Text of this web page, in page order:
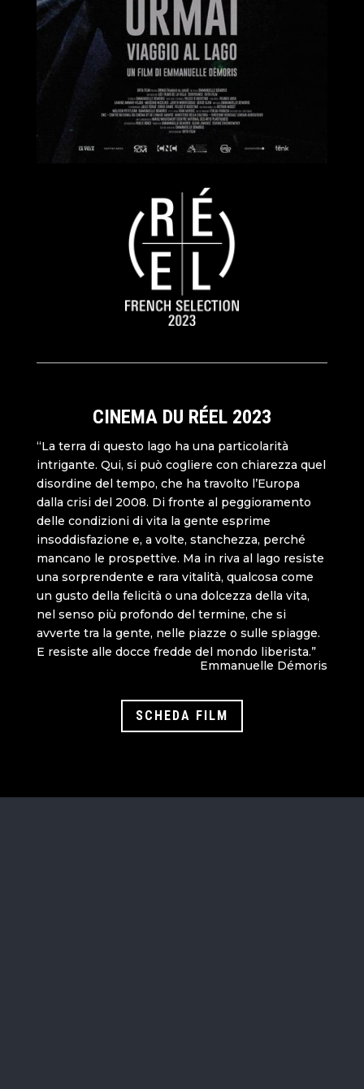
CINEMA DU RÉEL 2023
“La terra di questo lago ha una particolarità
intrigante. Qui, si può cogliere con chiarezza quel
disordine del tempo, che ha travolto l’Europa
dalla crisi del 2008. Di fronte al peggioramento
delle condizioni di vita la gente esprime
insoddisfazione e, a volte, stanchezza, perché
mancano le prospettive. Ma in riva al lago resiste
una sorprendente e rara vitalità, qualcosa come
un gusto della felicità o una dolcezza della vita,
nel senso più profondo del termine, che si
avverte tra la gente, nelle piazze o sulle spiagge.
E resiste alle docce fredde del mondo liberista.”
Emmanuelle Démoris
SCHEDA FILM